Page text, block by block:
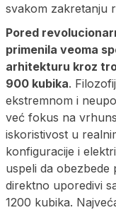
svakom zakretanju
Pored
primenila veoma
arhitekturu kroz
900 kubika.
ekstremnom i
već fokus na
iskoristivost u
konfiguracije i
uspeli da obezbede
direktno uporedivi
1200 kubika.